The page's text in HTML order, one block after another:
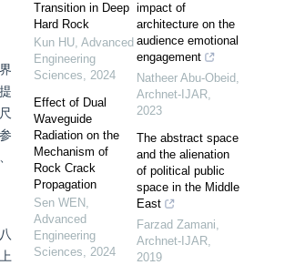
Transition in Deep
Hard Rock
Kun HU, Advanced
Engineering
Sciences, 2024
Effect of Dual
Waveguide
Radiation on the
Mechanism of
Rock Crack
Propagation
Sen WEN ,
Advanced
Engineering
Sciences, 2024
impact of
architecture on the
audience emotional
engagement
Natheer Abu-Obeid,
Archnet-IJAR,
2023
The abstract space
and the alienation
of political public
space in the Middle
East
Farzad Zamani,
Archnet-IJAR,
2019